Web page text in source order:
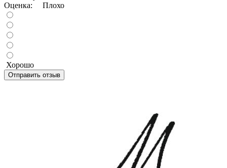
Оценка: Плохо
Хорошо
Отправить отзыв